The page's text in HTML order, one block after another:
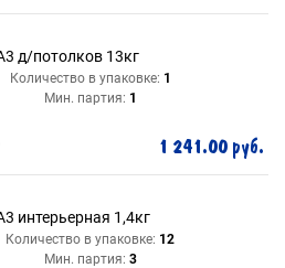
д/потолков 13кг
Количество в упаковке: 1
Мин. партия: 1
1 241.00 руб.
интерьерная 1,4кг
Количество в упаковке: 12
Мин. партия: 3